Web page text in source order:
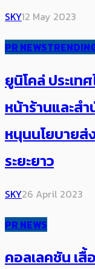
SKY12 May 2023
PR NEWS
ยูนิโคล่ ประเท
หน้าร้านและส
หนุนนโยบายส่
ระยะยาว
SKY26 April 2023
PR NEWS
คอลเลคชัน เสื้